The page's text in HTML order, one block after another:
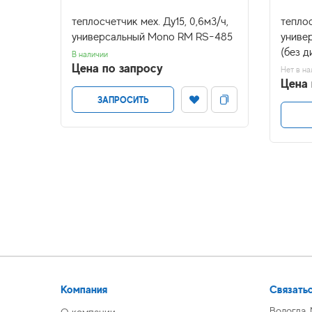
теплосчетчик мех. Ду15, 0,6м3/ч,
универсальный Mono RM RS-485
В наличии
Цена по запросу
ЗАПРОСИТЬ
(без
Нет в
Цена
Компания